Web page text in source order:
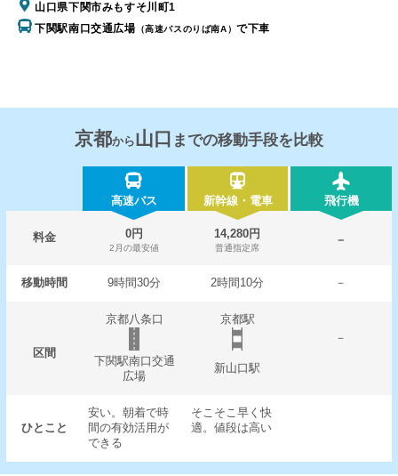
山口県下関市みもすそ川町1
下関駅南口交通広場 （高速バスのりば南A）で下車
京都から山口 までの移動手段を比較
高速バス 新幹線・電車 飛行機
料金 0円
2月の最安値
14,280円
普通指定席
－
移動時間 9時間30分 2時間10分 －
区間
京都八条口
京都駅
－
下関駅南口交通
広場
新山口駅
ひとこと
安い。朝着で時
間の有効活用が
できる
そこそこ早く快
適。値段は高い